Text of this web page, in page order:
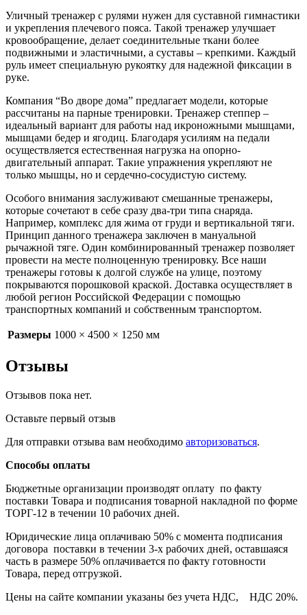
Уличный тренажер с рулями нужен для суставной гимнастики
и укрепления плечевого пояса. Такой тренажер улучшает
кровообращение, делает соединительные ткани более
подвижными и эластичными, а суставы – крепкими. Каждый
руль имеет специальную рукоятку для надежной фиксации в
руке.
Компания “Во дворе дома” предлагает модели, которые
рассчитаны на парные тренировки. Тренажер степпер –
идеальный вариант для работы над икроножными мышцами,
мышцами бедер и ягодиц. Благодаря усилиям на педали
осуществляется естественная нагрузка на опорно-
двигательный аппарат. Такие упражнения укрепляют не
только мышцы, но и сердечно-сосудистую систему.
Особого внимания заслуживают смешанные тренажеры,
которые сочетают в себе сразу два-три типа снаряда.
Например, комплекс для жима от груди и вертикальной тяги.
Принцип данного тренажера заключен в мануальной
рычажной тяге. Один комбинированный тренажер позволяет
провести на месте полноценную тренировку. Все наши
тренажеры готовы к долгой службе на улице, поэтому
покрываются порошковой краской. Доставка осуществляет в
любой регион Российской Федерации с помощью
транспортных компаний и собственным транспортом.
Размеры 1000 × 4500 × 1250 мм
Отзывы
Отзывов пока нет.
Оставьте первый отзыв
Для отправки отзыва вам необходимо авторизоваться.
Способы оплаты
Бюджетные организации производят оплату по факту
поставки Товара и подписания товарной накладной по форме
ТОРГ-12 в течении 10 рабочих дней.
Юридические лица оплачиваю 50% с момента подписания
договора поставки в течении 3-х рабочих дней, оставшаяся
часть в размере 50% оплачивается по факту готовности
Товара, перед отгрузкой.
Цены на сайте компании указаны без учета НДС, НДС 20%.